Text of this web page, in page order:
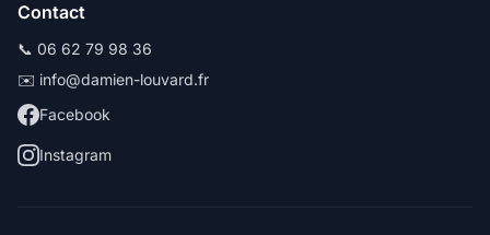
Contact
📞 06 62 79 98 36
✉️ info@damien-louvard.fr
Facebook
Instagram